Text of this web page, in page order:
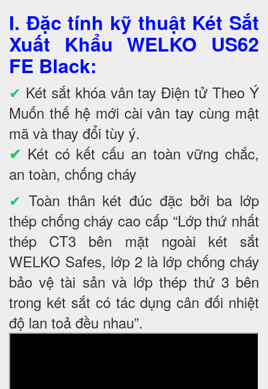
I. Đặc tính kỹ thuật Két Sắt
Xuất Khẩu WELKO US62
FE Black:
✔ Két sắt khóa vân tay Điện tử Theo Ý
Muốn thế hệ mới cài vân tay cùng mật
mã và thay đổi tùy ý.
✔ Két có kết cấu an toàn vững chắc,
an toàn, chống cháy
✔ Toàn thân két đúc đặc bởi ba lớp
thép chống cháy cao cấp “Lớp thứ nhất
thép CT3 bên mặt ngoài két sắt
WELKO Safes, lớp 2 là lớp chống cháy
bảo vệ tài sản và lớp thép thứ 3 bên
trong két sắt có tác dụng cân đối nhiệt
độ lan toả đều nhau”.